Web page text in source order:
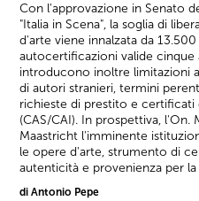
Con l'approvazione in Senato
"Italia in Scena", la soglia di
d'arte viene innalzata da
autocertificazioni valide cinque
introducono inoltre limitazioni
di autori stranieri, termini
richieste di prestito e
(CAS/CAI). In prospettiva, l'On.
Maastricht l'imminente
le opere d'arte, strumento di
autenticità e provenienza per
di Antonio Pepe